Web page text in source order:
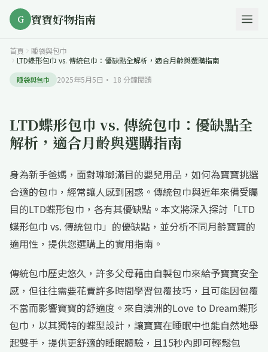
G 寶寶好物指南
首頁
睡袋與包巾
LTD蝶形包巾 vs. 傳統包巾：優缺點全解析，適合月齡與選購指南
睡袋與包巾 2025年5月5日 · 18 分鐘閱讀
LTD蝶形包巾 vs. 傳統包巾：優缺點全
解析，適合月齡與選購指南
身為新手爸媽，面對琳瑯滿目的嬰兒用品，如何為寶寶挑選
合適的包巾，經常讓人感到困惑。傳統包巾與近年來備受矚
目的LTD蝶形包巾，各有其優缺點。本文將深入探討「LTD
蝶形包巾 vs. 傳統包巾」的優缺點，並分析不同月齡寶寶的
適用性，提供您選購上的實用指南。
傳統包巾歷史悠久，許多父母藉由自製包巾來給予寶寶安全
感，但往往需要花費許多時間學習包覆技巧，且可能因包覆
不當而影響寶寶的舒適度。來自澳洲的Love to Dream蝶形
包巾，以其獨特的蝶型設計，讓寶寶在睡眠中也能自然地舉
起雙手，提供更舒適的睡眠體驗，且15秒內即可輕鬆包